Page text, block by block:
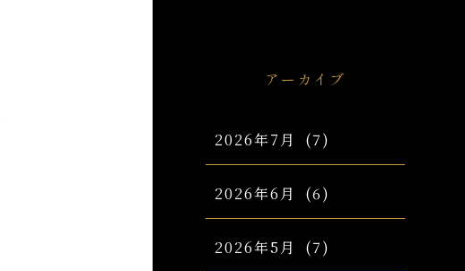
アーカイブ
2026年7月 (7)
2026年6月 (6)
2026年5月 (7)